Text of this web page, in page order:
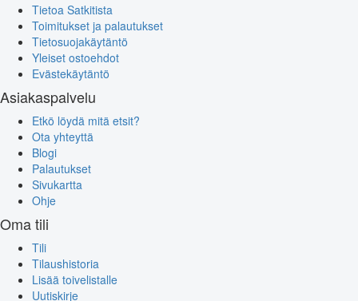
Tietoa Satkitista
Toimitukset ja palautukset
Tietosuojakäytäntö
Yleiset ostoehdot
Evästekäytäntö
Asiakaspalvelu
Etkö löydä mitä etsit?
Ota yhteyttä
Blogi
Palautukset
Sivukartta
Ohje
Oma tili
Tili
Tilaushistoria
Lisää toivelistalle
Uutiskirje